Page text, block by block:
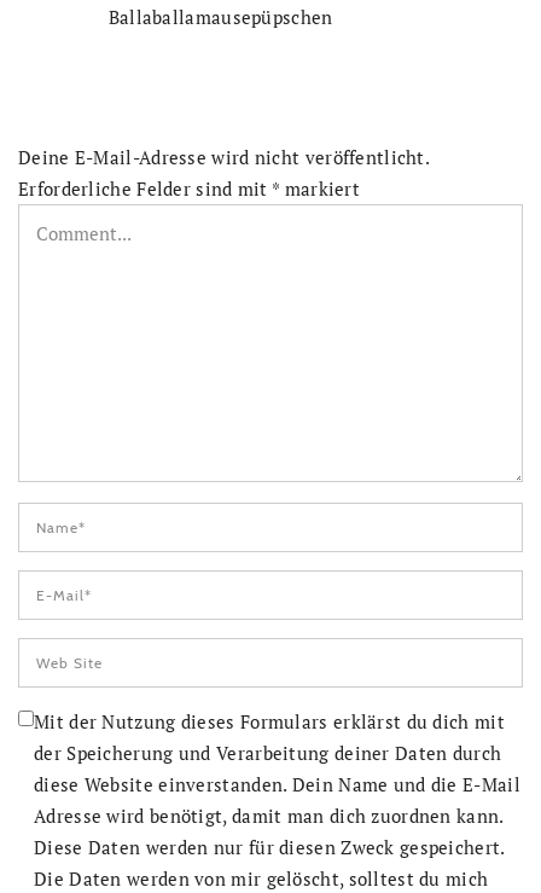
Ballaballamausepüpschen
Deine E-Mail-Adresse wird nicht veröffentlicht.
Erforderliche Felder sind mit * markiert
Mit der Nutzung dieses Formulars erklärst du dich mit
der Speicherung und Verarbeitung deiner Daten durch
diese Website einverstanden. Dein Name und die E-Mail
Adresse wird benötigt, damit man dich zuordnen kann.
Diese Daten werden nur für diesen Zweck gespeichert.
Die Daten werden von mir gelöscht, solltest du mich